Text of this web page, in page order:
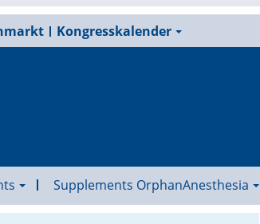
Kongresskalender
Supplements OrphanAnesthesia